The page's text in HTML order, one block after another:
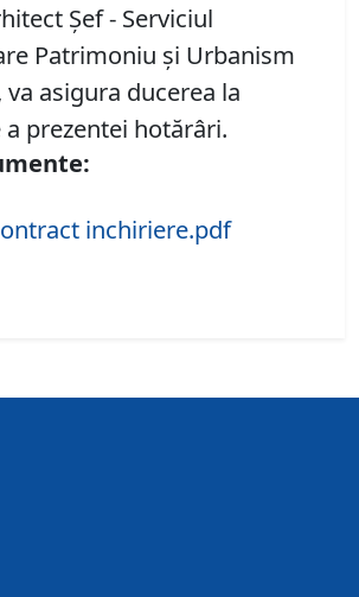
Șef - Serviciul
Patrimoniu şi Urbanism
asigura ducerea la
prezentei hotărâri.
inchiriere.pdf